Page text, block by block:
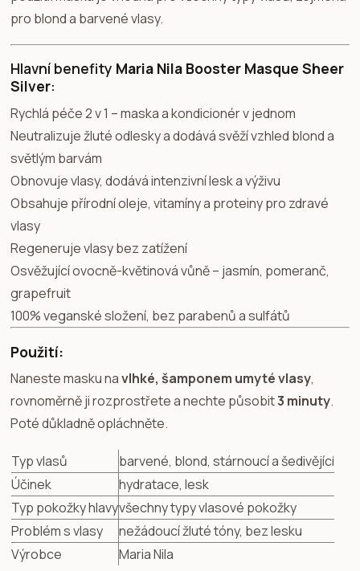
pro blond a barvené vlasy.
Hlavní benefity Maria Nila Booster Masque Sheer
Silver:
Rychlá péče 2 v 1 – maska a kondicionér v jednom
Neutralizuje žluté odlesky a dodává svěží vzhled blond a
světlým barvám
Obnovuje vlasy, dodává intenzivní lesk a výživu
Obsahuje přírodní oleje, vitamíny a proteiny pro zdravé
vlasy
Regeneruje vlasy bez zatížení
Osvěžující ovocně-květinová vůně – jasmín, pomeranč,
grapefruit
100% veganské složení, bez parabenů a sulfátů
Použití:
Naneste masku navlhké, šamponem umyté vlasy,
rovnoměrně ji rozprostřete a nechte působit3 minuty.
Poté důkladně opláchněte.
Typ vlasů
barvené, blond, stárnoucí a šedivějící
Účinek
hydratace, lesk
Typ pokožky hlavyvšechny typy vlasové pokožky
Problém s vlasy
nežádoucí žluté tóny, bez lesku
Výrobce
Maria Nila